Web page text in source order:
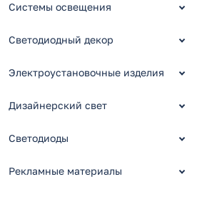
Системы освещения
Светодиодный декор
Электроустановочные изделия
Дизайнерский свет
Светодиоды
Рекламные материалы